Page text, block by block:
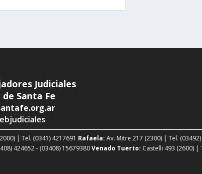
Judiciales
Santa Fe
| Tel. (0341) 4217691 Rafaela: Av. Mitre 217 (2300) | Tel. (03492)
424652 - (03408) 15679380Venado Tuerto: Castelli 493 (2600) |